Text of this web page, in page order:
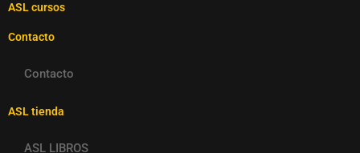
ASL cursos
Contacto
Contacto
ASL tienda
ASL LIBROS